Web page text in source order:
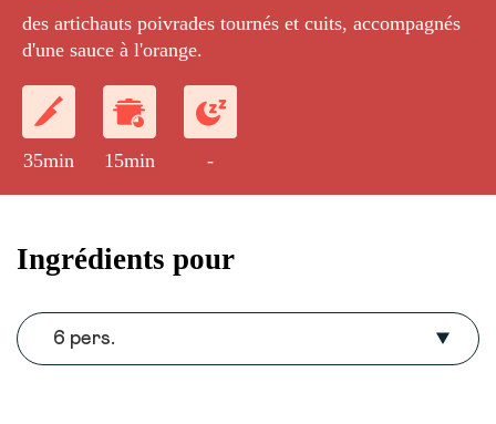
des artichauts poivrades tournés et cuits, accompagnés
d'une sauce à l'orange.
35min 15min -
Ingrédients pour
6 pers.